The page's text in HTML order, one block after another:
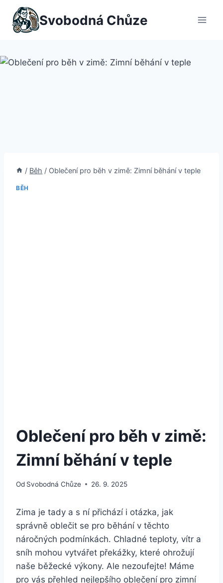
Přeskočit
obsah
Svobodná Chůze
/ Běh / Oblečení pro běh v zimě: Zimní běhání v teple
BĚH
Oblečení pro běh v zimě:
Zimní běhání v teple
Od Svobodná Chůze 26. 9. 2025
Zima je tady a s ní přichází i otázka, jak
správně oblečit se pro běhání v těchto
náročných podmínkách. Chladné teploty, vítr a
sníh mohou vytvářet překážky, které ohrožují
naše běžecké výkony. Ale nezoufejte! Máme
pro vás přehled nejlepšího oblečení pro zimní